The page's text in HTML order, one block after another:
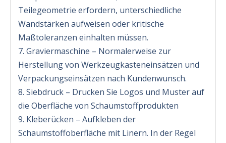
Teilegeometrie erfordern, unterschiedliche
Wandstärken aufweisen oder kritische
Maßtoleranzen einhalten müssen.
7. Graviermaschine – Normalerweise zur
Herstellung von Werkzeugkasteneinsätzen und
Verpackungseinsätzen nach Kundenwunsch.
8. Siebdruck – Drucken Sie Logos und Muster auf
die Oberfläche von Schaumstoffprodukten
9. Kleberücken – Aufkleben der
Schaumstoffoberfläche mit Linern. In der Regel